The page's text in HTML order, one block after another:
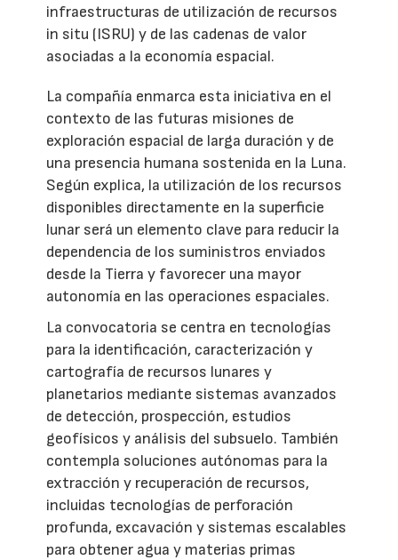
infraestructuras de utilización de recursos
in situ (ISRU) y de las cadenas de valor
asociadas a la economía espacial.
La compañía enmarca esta iniciativa en el
contexto de las futuras misiones de
exploración espacial de larga duración y de
una presencia humana sostenida en la Luna.
Según explica, la utilización de los recursos
disponibles directamente en la superficie
lunar será un elemento clave para reducir la
dependencia de los suministros enviados
desde la Tierra y favorecer una mayor
autonomía en las operaciones espaciales.
La convocatoria se centra en tecnologías
para la identificación, caracterización y
cartografía de recursos lunares y
planetarios mediante sistemas avanzados
de detección, prospección, estudios
geofísicos y análisis del subsuelo. También
contempla soluciones autónomas para la
extracción y recuperación de recursos,
incluidas tecnologías de perforación
profunda, excavación y sistemas escalables
para obtener agua y materias primas